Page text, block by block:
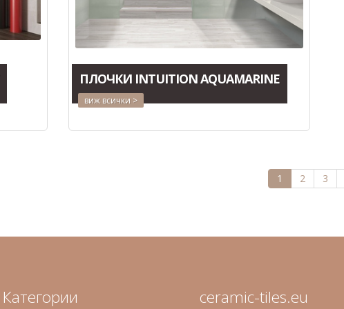
ПЛОЧКИ INTUITION AQUAMARINE
виж всички >
1 2 3
Категории ceramic-tiles.eu